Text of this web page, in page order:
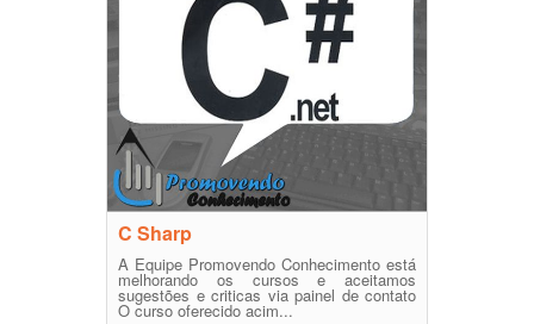
C Sharp
A Equipe Promovendo Conhecimento está
melhorando os cursos e aceitamos
sugestões e criticas via painel de contato
O curso oferecido acim...